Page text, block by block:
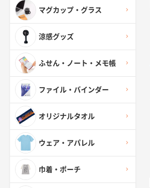
マグカップ・グラス
涼感グッズ
ふせん・ノート・メモ帳
ファイル・バインダー
オリジナルタオル
ウェア・アパレル
巾着・ポーチ